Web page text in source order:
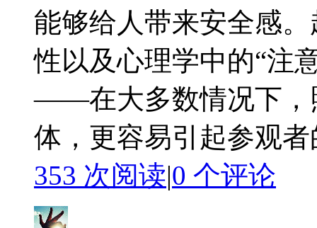
能够给人带来安全感
性以及心理学中的“注
——在大多数情况下，
体，更容易引起参观
353 次阅读|0 个评论